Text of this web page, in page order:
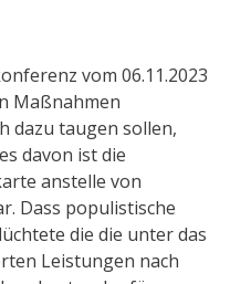
vom 06.11.2023
Maßnahmen
dazu taugen sollen,
davon ist die
anstelle von
Dass populistische
die die unter das
Leistungen nach